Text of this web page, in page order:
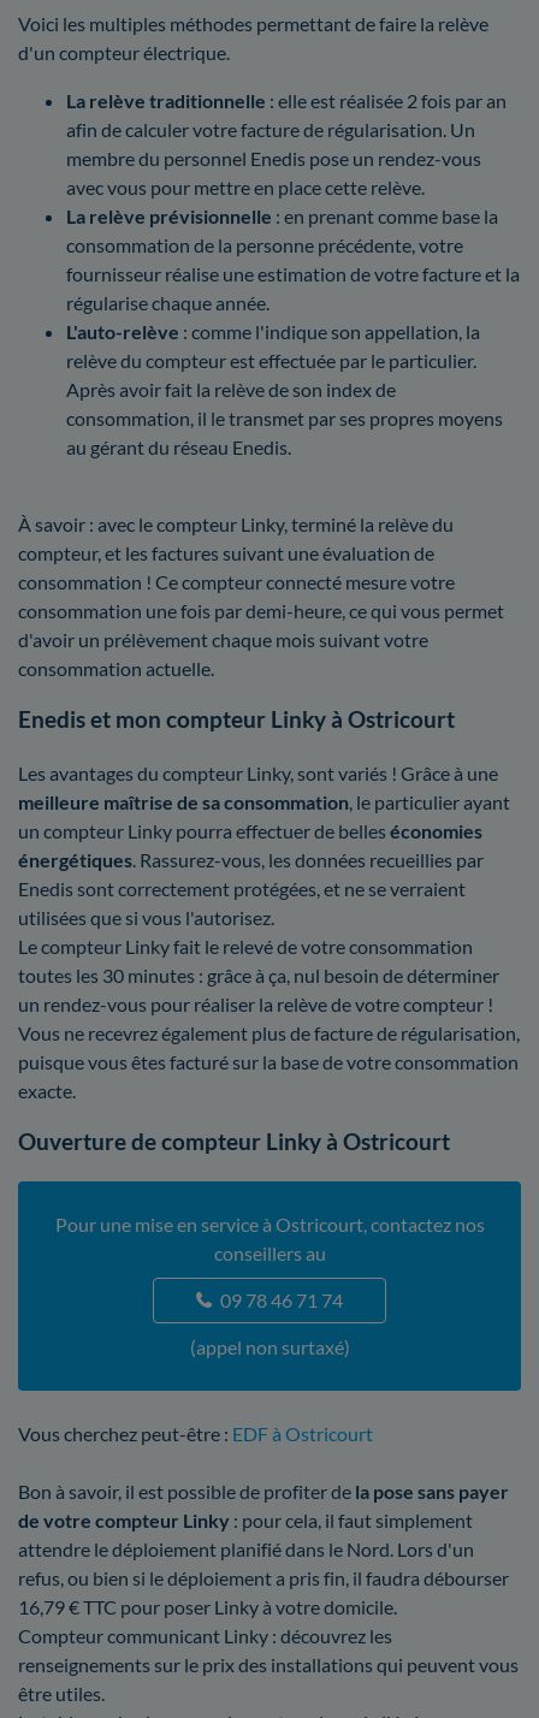
Voici les multiples méthodes permettant de faire la relève
d'un compteur électrique.
La relève traditionnelle : elle est réalisée 2 fois par an
afin de calculer votre facture de régularisation. Un
membre du personnel Enedis pose un rendez-vous
avec vous pour mettre en place cette relève.
La relève prévisionnelle : en prenant comme base la
consommation de la personne précédente, votre
fournisseur réalise une estimation de votre facture et la
régularise chaque année.
L'auto-relève : comme l'indique son appellation, la
relève du compteur est effectuée par le particulier.
Après avoir fait la relève de son index de
consommation, il le transmet par ses propres moyens
au gérant du réseau Enedis.
À savoir : avec le compteur Linky, terminé la relève du
compteur, et les factures suivant une évaluation de
consommation ! Ce compteur connecté mesure votre
consommation une fois par demi-heure, ce qui vous permet
d'avoir un prélèvement chaque mois suivant votre
consommation actuelle.
Enedis et mon compteur Linky à Ostricourt
Les avantages du compteur Linky, sont variés ! Grâce à une
meilleure maîtrise de sa consommation , le particulier ayant
un compteur Linky pourra effectuer de belles économies
énergétiques . Rassurez-vous, les données recueillies par
Enedis sont correctement protégées, et ne se verraient
utilisées que si vous l'autorisez.
Le compteur Linky fait le relevé de votre consommation
toutes les 30 minutes : grâce à ça, nul besoin de déterminer
un rendez-vous pour réaliser la relève de votre compteur !
Vous ne recevrez également plus de facture de régularisation,
puisque vous êtes facturé sur la base de votre consommation
exacte.
Ouverture de compteur Linky à Ostricourt
Pour une mise en service à Ostricourt, contactez nos
conseillers au
09 78 46 71 74
(appel non surtaxé)
Vous cherchez peut-être : EDF à Ostricourt
Bon à savoir, il est possible de profiter de la pose sans payer
de votre compteur Linky : pour cela, il faut simplement
attendre le déploiement planifié dans le Nord. Lors d'un
refus, ou bien si le déploiement a pris fin, il faudra débourser
16,79 € TTC pour poser Linky à votre domicile.
Compteur communicant Linky : découvrez les
renseignements sur le prix des installations qui peuvent vous
être utiles.